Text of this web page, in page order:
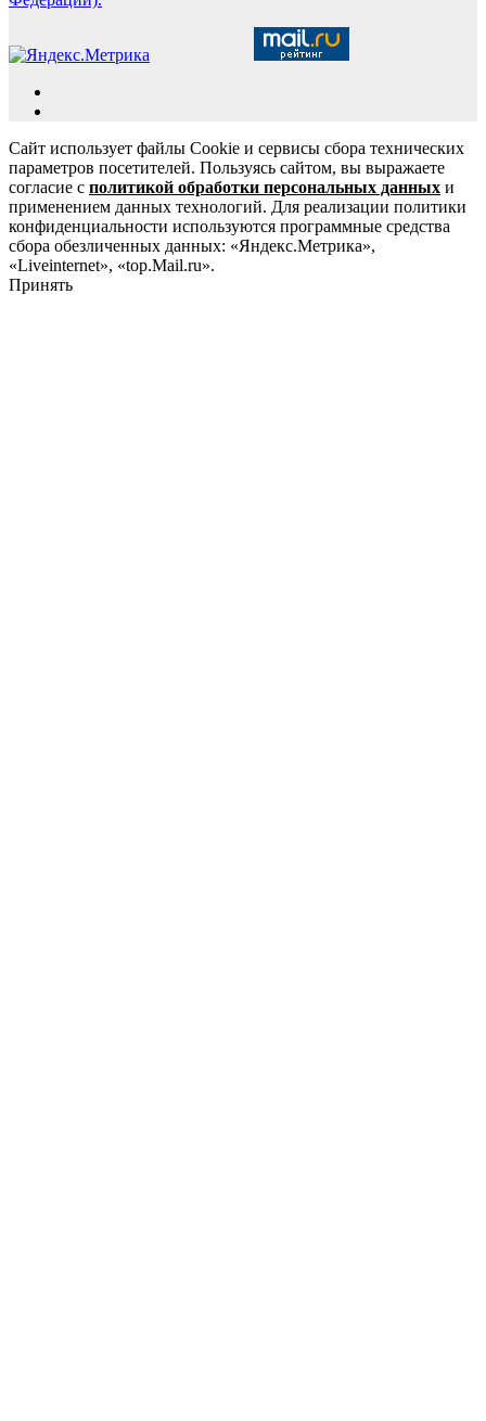
Сайт использует файлы Cookie и сервисы сбора технических
параметров посетителей. Пользуясь сайтом, вы выражаете
согласие с политикой обработки персональных данных и
применением данных технологий. Для реализации политики
конфиденциальности используются программные средства
сбора обезличенных данных: «Яндекс.Метрика»,
«Liveinternet», «top.Mail.ru».
Принять